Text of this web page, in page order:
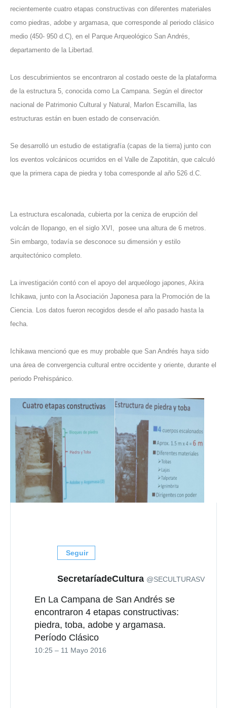
recientemente cuatro etapas constructivas con diferentes materiales
como piedras, adobe y argamasa, que corresponde al periodo clásico
medio (450- 950 d.C), en el Parque Arqueológico San Andrés,
departamento de la Libertad.
Los descubrimientos se encontraron al costado oeste de la plataforma
de la estructura 5, conocida como La Campana. Según el director
nacional de Patrimonio Cultural y Natural, Marlon Escamilla, las
estructuras están en buen estado de conservación.
Se desarrolló un estudio de estatigrafía (capas de la tierra) junto con
los eventos volcánicos ocurridos en el Valle de Zapotitán, que calculó
que la primera capa de piedra y toba corresponde al año 526 d.C.
La estructura escalonada, cubierta por la ceniza de erupción del
volcán de Ilopango, en el siglo XVI, posee una altura de 6 metros.
Sin embargo, todavía se desconoce su dimensión y estilo
arquitectónico completo.
La investigación contó con el apoyo del arqueólogo japones, Akira
Ichikawa, junto con la Asociación Japonesa para la Promoción de la
Ciencia. Los datos fueron recogidos desde el año pasado hasta la
fecha.
Ichikawa mencionó que es muy probable que San Andrés haya sido
una área de convergencia cultural entre occidente y oriente, durante el
periodo Prehispánico.
Seguir
SecretaríadeCultura @SECULTURASV
En La Campana de San Andrés se
encontraron 4 etapas constructivas:
piedra, toba, adobe y argamasa.
Período Clásico
10:25 – 11 Mayo 2016